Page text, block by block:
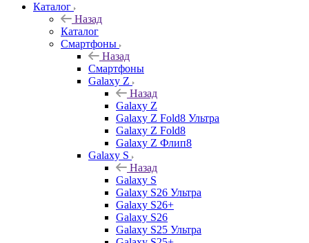
Каталог
Назад
Каталог
Смартфоны
Назад
Смартфоны
Galaxy Z
Назад
Galaxy Z
Galaxy Z Fold8 Ультра
Galaxy Z Fold8
Galaxy Z Флип8
Galaxy S
Назад
Galaxy S
Galaxy S26 Ультра
Galaxy S26+
Galaxy S26
Galaxy S25 Ультра